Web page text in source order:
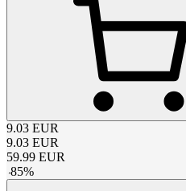
9.03 EUR
9.03 EUR
59.99 EUR
-85%